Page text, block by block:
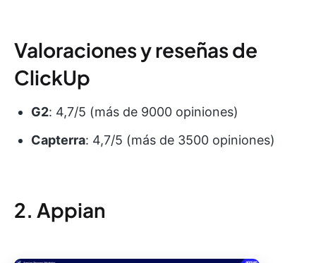
Valoraciones y reseñas de
ClickUp
G2: 4,7/5 (más de 9000 opiniones)
Capterra: 4,7/5 (más de 3500 opiniones)
2. Appian